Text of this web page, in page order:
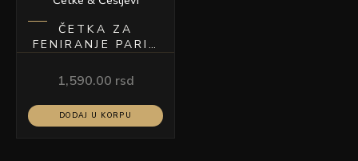
ČETKA ZA
FENIRANJE PARIS
1,590.00 rsd
DODAJ U KORPU